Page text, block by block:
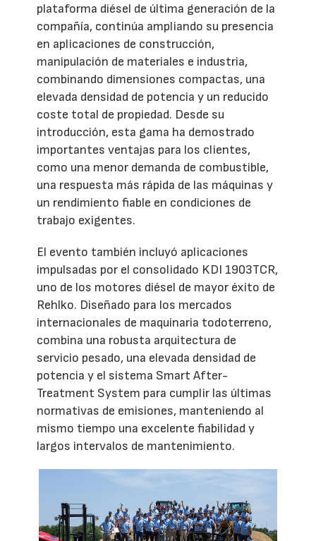
plataforma diésel de última generación de la
compañía, continúa ampliando su presencia
en aplicaciones de construcción,
manipulación de materiales e industria,
combinando dimensiones compactas, una
elevada densidad de potencia y un reducido
coste total de propiedad. Desde su
introducción, esta gama ha demostrado
importantes ventajas para los clientes,
como una menor demanda de combustible,
una respuesta más rápida de las máquinas y
un rendimiento fiable en condiciones de
trabajo exigentes.
El evento también incluyó aplicaciones
impulsadas por el consolidado KDI 1903TCR,
uno de los motores diésel de mayor éxito de
Rehlko. Diseñado para los mercados
internacionales de maquinaria todoterreno,
combina una robusta arquitectura de
servicio pesado, una elevada densidad de
potencia y el sistema Smart After-
Treatment System para cumplir las últimas
normativas de emisiones, manteniendo al
mismo tiempo una excelente fiabilidad y
largos intervalos de mantenimiento.